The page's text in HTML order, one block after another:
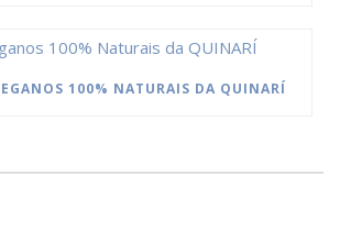
100% NATURAIS DA QUINARÍ